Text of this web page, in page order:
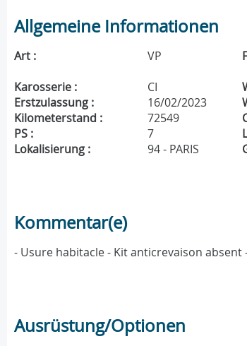
Allgemeine Informationen
Art : VP
Karosserie : CI
Erstzulassung :
16/02/2023
Kilometerstand :
72549
PS :
7
Lokalisierung :
94 - PARIS
Kommentar(e)
- Usure habitacle - Kit anticrevaison
Ausrüstung/Optionen